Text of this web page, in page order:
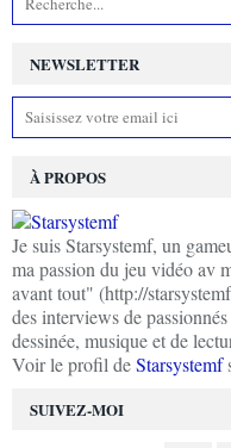
NEWSLETTER
SUIVEZ-MOI
À PROPOS
Je suis Starsystemf, un
ma passion du jeu vidéo av
avant tout" (http://
des interviews de
dessinée, musique et de
Voir le profil deStarsystemf